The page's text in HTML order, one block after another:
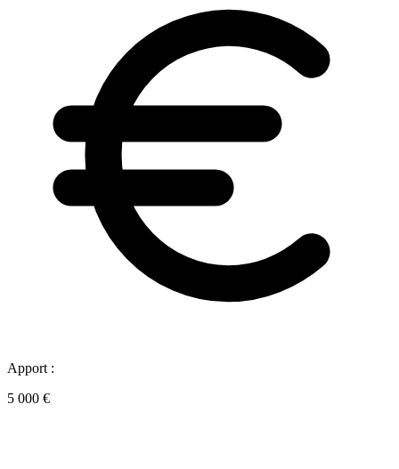
Apport :
5 000 €